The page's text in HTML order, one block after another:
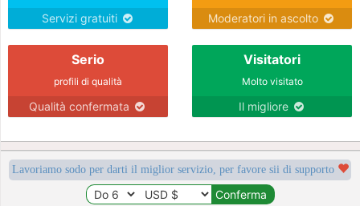
Servizi gratuiti Moderatori in ascolto
Serio
profili di qualità
Qualità confermata
Visitatori
Molto visitato
Il migliore
Lavoriamo sodo per darti il miglior servizio, per favore sii di supporto